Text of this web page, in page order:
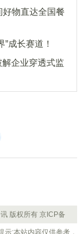
物直达全国餐
成长赛道！
企业穿透式监
版权所有 京ICP备
示:本站内容仅供参考，